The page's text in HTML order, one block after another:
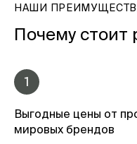
НАШИ
Почему стоит
1
Выгодные цены от
мировых брендов